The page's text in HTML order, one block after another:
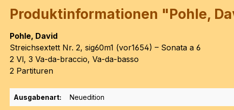
Produktinformationen "Pohle,
Pohle, David
Streichsextett Nr. 2, sig60m1 (vor1654) – Sonata a 6
2 Vl, 3 Va-da-braccio, Va-da-basso
2 Partituren
Ausgabenart: Neuedition